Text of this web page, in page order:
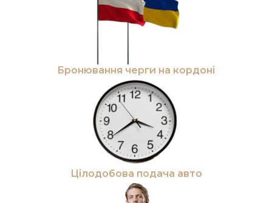
Бронювання черги на кордоні
Цілодобова подача авто